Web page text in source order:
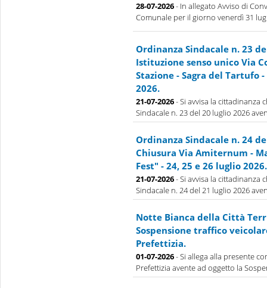
28-07-2026- In allegato Avviso di
Comunale per il giorno venerdì 31
Ordinanza Sindacale n. 23
Istituzione senso unico Via
Stazione - Sagra del Tartufo
2026.
21-07-2026- Si avvisa la cittadinanza
Sindacale n. 23 del 20 luglio 2026
Ordinanza Sindacale n. 24
Chiusura Via Amiternum -
Fest" - 24, 25 e 26 luglio 2026.
21-07-2026- Si avvisa la cittadinanza
Sindacale n. 24 del 21 luglio 2026
Notte Bianca della Città
Sospensione traffico
Prefettizia.
01-07-2026- Si allega alla presente
Prefettizia avente ad oggetto la